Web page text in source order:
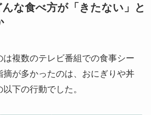
な食べ方が「きたない」と
は複数のテレビ番組での食事シー
摘が多かったのは、おにぎりや丼
下の行動でした。